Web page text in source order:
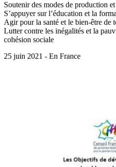
Soutenir des modes de production
S’appuyer sur l’éducation et la
Agir pour la santé et le bien-être de
Lutter contre les inégalités et la
cohésion sociale
25 juin 2021 - En France